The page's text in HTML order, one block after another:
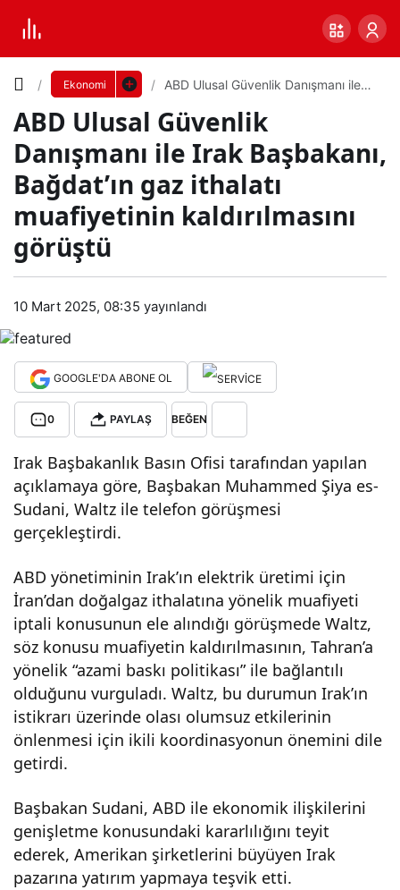
Ekonomi
ABD Ulusal Güvenlik Danışmanı ile
ithalatı muafiyetinin kaldırılmasını
görüştü
ABD Ulusal Güvenlik
Danışmanı ile Irak Başbakanı,
Bağdat’ın gaz ithalatı
muafiyetinin kaldırılmasını
görüştü
10 Mart 2025, 08:35 yayınlandı
GOOGLE'DA ABONE OL
0 PAYLAŞ BEĞEN
Irak Başbakanlık Basın Ofisi tarafından yapılan
açıklamaya göre, Başbakan Muhammed Şiya es-
Sudani, Waltz ile telefon görüşmesi
gerçekleştirdi.
ABD yönetiminin Irak’ın elektrik üretimi için
İran’dan doğalgaz ithalatına yönelik muafiyeti
iptali konusunun ele alındığı görüşmede Waltz,
söz konusu muafiyetin kaldırılmasının, Tahran’a
yönelik “azami baskı politikası” ile bağlantılı
olduğunu vurguladı. Waltz, bu durumun Irak’ın
istikrarı üzerinde olası olumsuz etkilerinin
önlenmesi için ikili koordinasyonun önemini dile
getirdi.
Başbakan Sudani, ABD ile ekonomik ilişkilerini
genişletme konusundaki kararlılığını teyit
ederek, Amerikan şirketlerini büyüyen Irak
pazarına yatırım yapmaya teşvik etti.
AB
D
Ulu
sal
Güv
enli
k
Dan
ışm
anı
ile
Irak
Baş
bak
anı,
Yazı
Boyutunu
dön
0 PAYLAŞ